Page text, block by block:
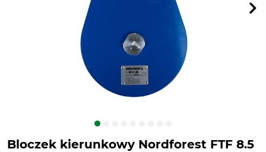
Bloczek kierunkowy Nordforest FTF 8.5